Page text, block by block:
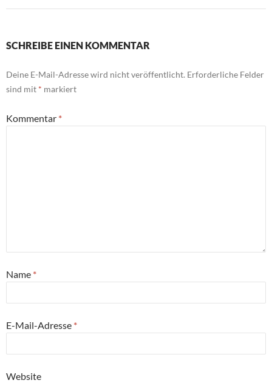
SCHREIBE EINEN KOMMENTAR
Deine E-Mail-Adresse wird nicht veröffentlicht. Erforderliche Felder
sind mit * markiert
Kommentar *
Name *
E-Mail-Adresse *
Website